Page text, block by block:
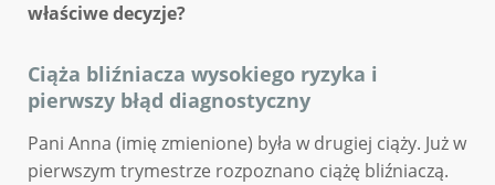
właściwe decyzje?
Ciąża bliźniacza wysokiego ryzyka i
pierwszy błąd diagnostyczny
Pani Anna (imię zmienione) była w drugiej ciąży. Już w
pierwszym trymestrze rozpoznano ciążę bliźniaczą.